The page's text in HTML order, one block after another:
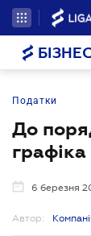
БІЗНЕС
Податки
До
графіка
6 березня
Автор: